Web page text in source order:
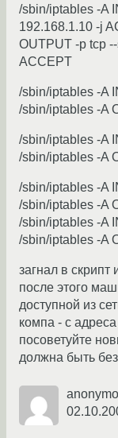
/sbin/iptables -A
192.168.1.10 -j
OUTPUT -p tcp
ACCEPT
/sbin/iptables -A
/sbin/iptables -A
/sbin/iptables -A
/sbin/iptables -A
/sbin/iptables -A
/sbin/iptables -A
/sbin/iptables -A
/sbin/iptables -A
загнал в скрипт
после этого
доступной из
компа - с
посоветуйте
должна быть